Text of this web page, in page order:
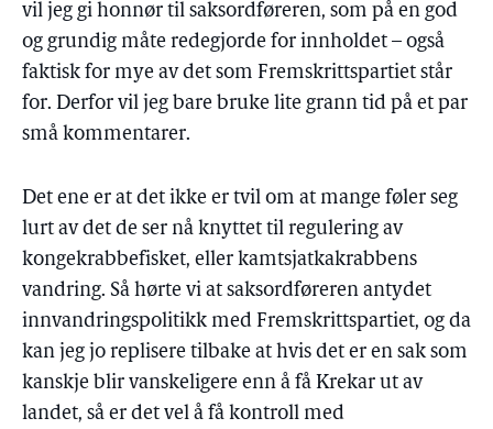
vil jeg gi honnør til saksordføreren, som på en god
og grundig måte redegjorde for innholdet – også
faktisk for mye av det som Fremskrittspartiet står
for. Derfor vil jeg bare bruke lite grann tid på et par
små kommentarer.
Det ene er at det ikke er tvil om at mange føler seg
lurt av det de ser nå knyttet til regulering av
kongekrabbefisket, eller kamtsjatkakrabbens
vandring. Så hørte vi at saksordføreren antydet
innvandringspolitikk med Fremskrittspartiet, og da
kan jeg jo replisere tilbake at hvis det er en sak som
kanskje blir vanskeligere enn å få Krekar ut av
landet, så er det vel å få kontroll med